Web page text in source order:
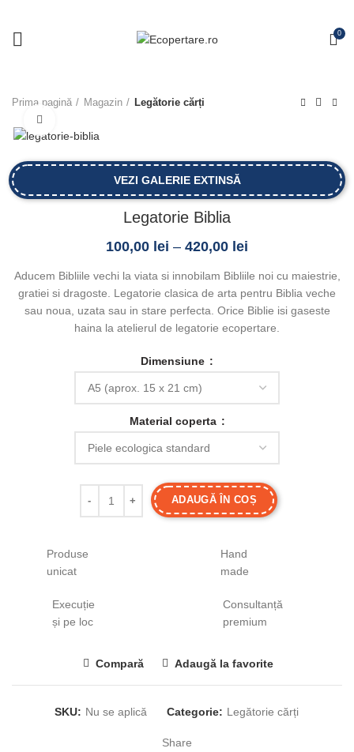
0
Prima pagină Magazin Legătorie cărți
VEZI GALERIE EXTINSĂ
Legatorie Biblia
100,00 lei – 420,00 lei
Aducem Bibliile vechi la viata si innobilam Bibliile noi cu maiestrie,
gratiei si dragoste. Legatorie clasica de arta pentru Biblia veche
sau noua, uzata sau in stare perfecta. Orice Biblie isi gaseste
haina la atelierul de legatorie ecopertare.
Dimensiune
Material coperta
ADAUGĂ ÎN COȘ
Produse
unicat
Hand
made
Execuție
și pe loc
Consultanță
premium
Compară Adaugă la favorite
SKU: Nu se aplică Categorie: Legătorie cărți
Share